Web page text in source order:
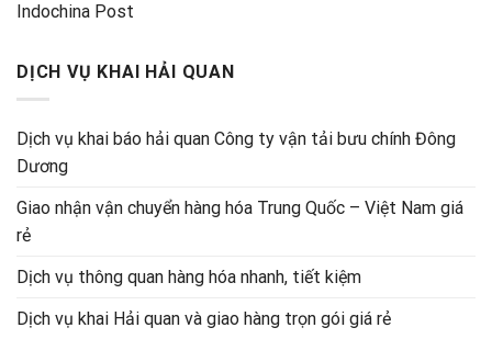
Indochina Post
DỊCH VỤ KHAI HẢI QUAN
Dịch vụ khai báo hải quan Công ty vận tải bưu chính Đông
Dương
Giao nhận vận chuyển hàng hóa Trung Quốc – Việt Nam giá
rẻ
Dịch vụ thông quan hàng hóa nhanh, tiết kiệm
Dịch vụ khai Hải quan và giao hàng trọn gói giá rẻ